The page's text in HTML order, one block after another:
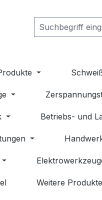
Betriebs- und
Weitere Produkte